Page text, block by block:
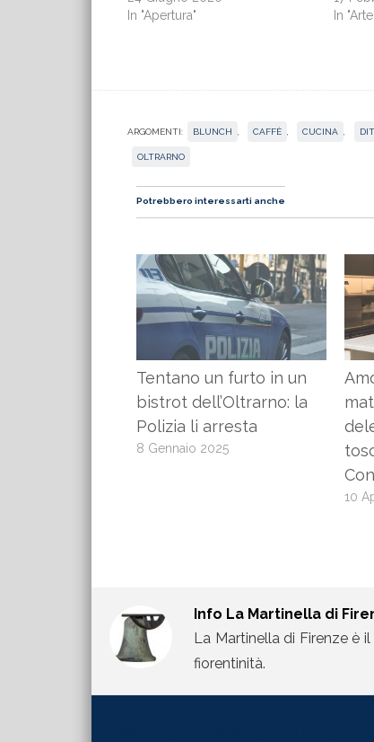
In "Apertura"
In
ARGOMENTI: BLUNCH CAFFÈ CUCINA
OLTRARNO
Potrebbero interessarti anche
Tentano un furto in un
bistrot dell’Oltrarno: la
Polizia li arresta
8 Gennaio 2025
10
Info La Martinella di
La Martinella di Firenze è
fiorentinità.